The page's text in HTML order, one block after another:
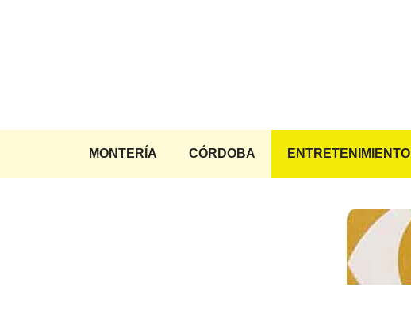
MONTERÍA CÓRDOBA ENTRETENIMIENTO